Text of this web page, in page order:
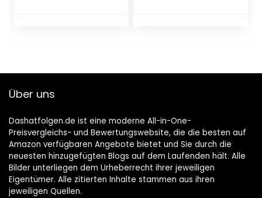
Über uns
Dashatfolgen.de ist eine moderne All-in-One-
Preisvergleichs- und Bewertungswebsite, die die besten auf
Amazon verfügbaren Angebote bietet und Sie durch die
neuesten hinzugefügten Blogs auf dem Laufenden hält. Alle
Bilder unterliegen dem Urheberrecht ihrer jeweiligen
Eigentümer. Alle zitierten Inhalte stammen aus ihren
jeweiligen Quellen.